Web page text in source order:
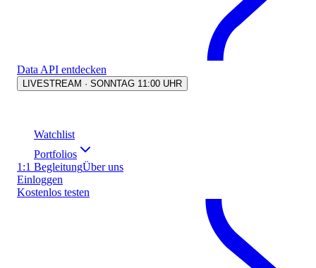
Data API entdecken
LIVESTREAM · SONNTAG 11:00 UHR
Watchlist
Portfolios
1:1 BegleitungÜber uns
Einloggen
Kostenlos testen